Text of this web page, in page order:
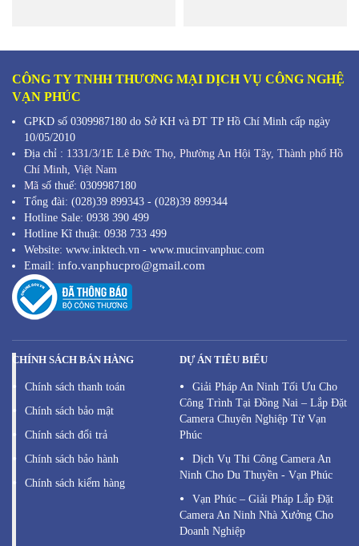
CÔNG TY TNHH THƯƠNG MẠI DỊCH VỤ CÔNG NGHỆ
VẠN PHÚC
GPKD số 0309987180 do Sở KH và ĐT TP Hồ Chí Minh cấp ngày
10/05/2010
Địa chỉ : 1331/3/1E Lê Đức Thọ, Phường An Hội Tây, Thành phố Hồ
Chí Minh, Việt Nam
Mã số thuế: 0309987180
Tổng đài: (028)39 899343 - (028)39 899344
Hotline Sale: 0938 390 499
Hotline Kĩ thuật: 0938 733 499
Website: www.inktech.vn - www.mucinvanphuc.com
Email: info.vanphucpro@gmail.com
CHÍNH SÁCH BÁN HÀNG
Chính sách thanh toán
Chính sách bảo mật
Chính sách đổi trả
Chính sách bảo hành
Chính sách kiểm hàng
DỰ ÁN TIÊU BIỂU
Giải Pháp An Ninh Tối Ưu Cho
Công Trình Tại Đồng Nai – Lắp Đặt
Camera Chuyên Nghiệp Từ Vạn
Phúc
Dịch Vụ Thi Công Camera An
Ninh Cho Du Thuyền - Vạn Phúc
Vạn Phúc – Giải Pháp Lắp Đặt
Camera An Ninh Nhà Xưởng Cho
Doanh Nghiệp